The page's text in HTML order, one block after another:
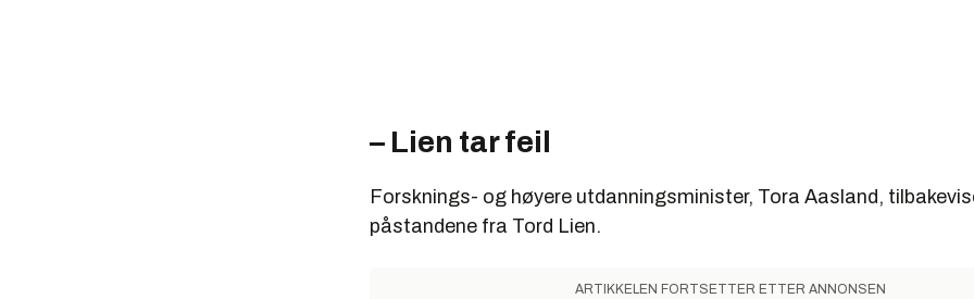
– Lien tar feil
Forsknings- og høyere utdanningsminister, Tora Aasland,
påstandene fra Tord Lien.
ARTIKKELEN FORTSETTER ETTER ANNONSEN